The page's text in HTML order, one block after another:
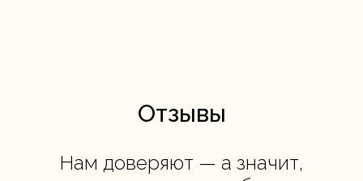
Отзывы
Нам доверяют — а значит,